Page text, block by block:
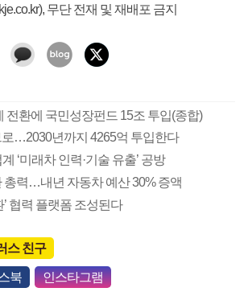
무단 전재 및 재배포 금지
전환에 국민성장펀드 15조 투입(종합)
…2030년까지 4265억 투입한다
‘미래차 인력·기술 유출’ 공방
총력…내년 자동차 예산 30% 증액
협력 플랫폼 조성된다
스 친구
북 인스타그램